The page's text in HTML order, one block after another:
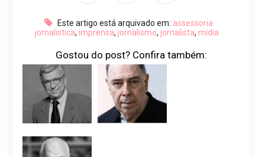
Este artigo está arquivado em: assessoria
jornalistica, imprensa, jornalismo, jornalista, mídia
Gostou do post? Confira também: